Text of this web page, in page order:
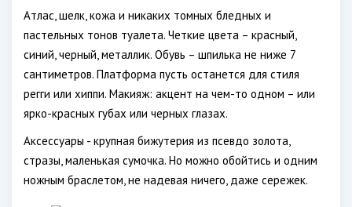
Атлас, шелк, кожа и никаких томных бледных и
пастельных тонов туалета. Четкие цвета – красный,
синий, черный, металлик. Обувь – шпилька не ниже 7
сантиметров. Платформа пусть останется для стиля
регги или хиппи. Макияж: акцент на чем-то одном – или
ярко-красных губах или черных глазах.
Аксессуары - крупная бижутерия из псевдо золота,
стразы, маленькая сумочка. Но можно обойтись и одним
ножным браслетом, не надевая ничего, даже сережек.